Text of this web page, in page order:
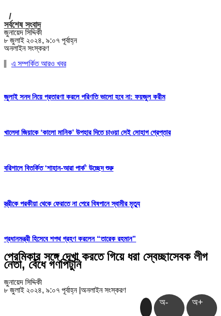
/
সর্বশেষ সংবাদ
জুনায়েদ সিদ্দিকী
৮ জুলাই ২০২৪, ৯:০৭ পূর্বাহ্ন
অনলাইন সংস্করণ
এ সম্পর্কিত আরও খবর
জুলাই সনদ নিয়ে প্রতারণা করলে পরিণতি ভালো হবে না: ফয়জুল করীম
খালেদা জিয়াকে ‘কালো মানিক’ উপহার দিতে চাওয়া সেই সোহাগ গ্রেপ্তার
বরিশালে বিতর্কিত ‘শাহান-আরা পার্ক’ উচ্ছেদ শুরু
স্ত্রীকে পরকীয়া থেকে ফেরাতে না পেরে বিষপানে স্বামীর মৃত্যু
প্রধানমন্ত্রী হিসেবে শপথ গ্রহণ করলেন “তারেক রহমান”
প্রেমিকার সঙ্গে দেখা করতে গিয়ে ধরা স্বেচ্ছাসেবক লীগ
নেতা, বেঁধে গণপিটুনি
জুনায়েদ সিদ্দিকী
৮ জুলাই ২০২৪, ৯:০৭ পূর্বাহ্ন অনলাইন সংস্করণ
অ- অ+